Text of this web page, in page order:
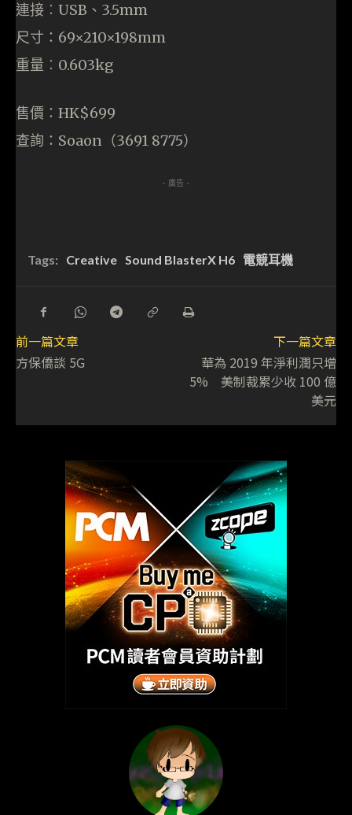
連接︰USB、3.5mm
尺寸：69×210×198mm
重量︰0.603kg
售價：HK$699
查詢：Soaon（3691 8775）
- 廣告 -
Tags: Creative Sound BlasterX H6 電競耳機
前一篇文章
方保僑談 5G
下一篇文章
華為 2019 年淨利潤只增
5% 美制裁累少收 100 億
美元